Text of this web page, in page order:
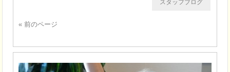
スタッフブログ
« 前のページ